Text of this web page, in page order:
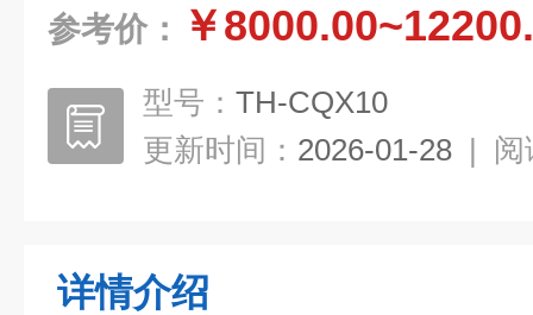
参考价： ￥
型号： TH-CQX10
更新时间： 2026-01-28 | 阅
详情介绍